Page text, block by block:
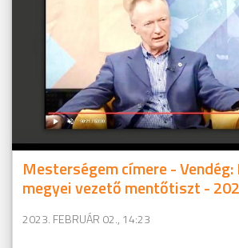
Mesterségem címere - Vendég:
megyei vezető mentőtiszt -
2023. FEBRUÁR 02., 14:23